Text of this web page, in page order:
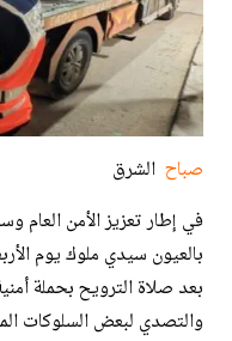
صباحالشرق
في إطار تعزيز الأمن العام
بعد صلاة الترويح بحملة
والتصدي لبعض السلوكات